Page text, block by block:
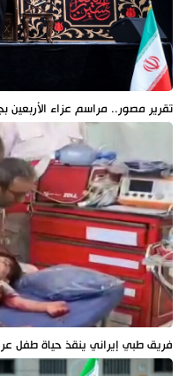
تقرير مصور.. مراسم عزاء الأربعين
فريق طبي إيراني ينقذ حياة طفل